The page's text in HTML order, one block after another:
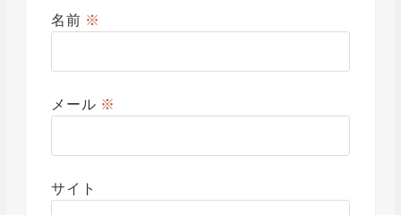
名前 ※
メール ※
サイト